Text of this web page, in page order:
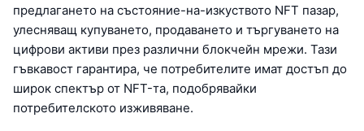
предлагането на състояние-на-изкуството NFT пазар,
улесняващ купуването, продаването и търгуването на
цифрови активи през различни блокчейн мрежи. Тази
гъвкавост гарантира, че потребителите имат достъп до
широк спектър от NFT-та, подобрявайки
потребителското изживяване.